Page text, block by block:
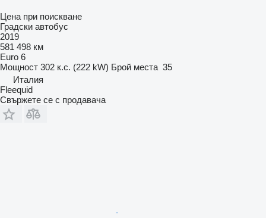
Цена при поискване
Градски автобус
2019
581 498 км
Euro 6
Мощност 302 к.с. (222 kW) Брой места 35
Италия
Fleequid
Свържете се с продавача